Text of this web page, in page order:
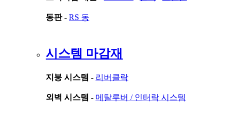
동판 - RS 동
시스템 마감재
지붕 시스템 - 리버클락
외벽 시스템 - 메탈루버 / 인터락 시스템